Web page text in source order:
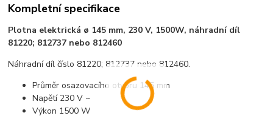
Kompletní specifikace
Plotna elektrická ø 145 mm, 230 V, 1500W, náhradní díl
81220; 812737 nebo 812460
Náhradní díl číslo 81220; 812737 nebo 812460.
Průměr osazovacího otvoru 145 mm
Napětí 230 V ~
Výkon 1500 W